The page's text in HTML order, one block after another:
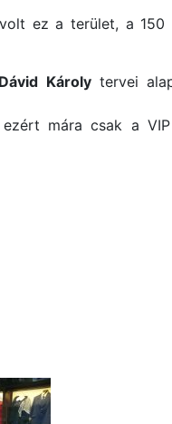
ez a terület, a 150
Károlytervei
mára csak a